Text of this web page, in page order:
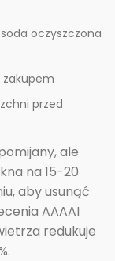
oczyszczona
zakupem
przed
ale
na 15-20
aby usunąć
AAAAI
redukuje